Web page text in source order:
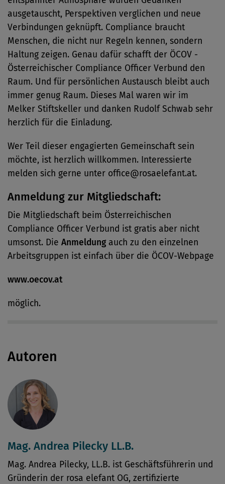
ausgetauscht, Perspektiven verglichen und neue
Verbindungen geknüpft. Compliance braucht
Menschen, die nicht nur Regeln kennen, sondern
Haltung zeigen. Genau dafür schafft der ÖCOV -
Österreichischer Compliance Officer Verbund den
Raum. Und für persönlichen Austausch bleibt auch
immer genug Raum. Dieses Mal waren wir im
Melker Stiftskeller und danken Rudolf Schwab sehr
herzlich für die Einladung.
Wer Teil dieser engagierten Gemeinschaft sein
möchte, ist herzlich willkommen. Interessierte
melden sich gerne unter office@rosaelefant.at.
Anmeldung zur Mitgliedschaft:
Die Mitgliedschaft beim Österreichischen
Compliance Officer Verbund ist gratis aber nicht
umsonst. Die Anmeldungauch zu den ­einzelnen
Arbeitsgruppen ist einfach über die ÖCOV-Webpage
www.oecov.at
möglich.
Autoren
Mag. Andrea Pilecky LL.B.
Mag. Andrea Pilecky, LL.B. ist Geschäftsführerin und
Gründerin der rosa elefant OG, zertifizierte